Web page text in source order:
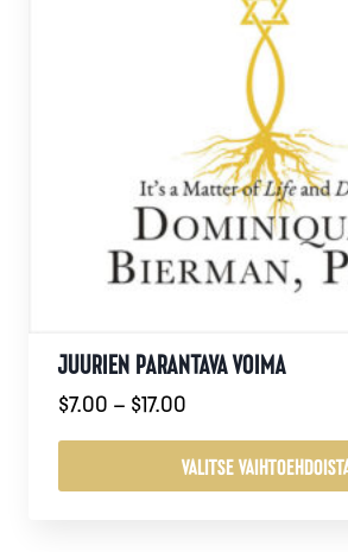
JUURIEN PARANTAVA VOIMA
$7.00 – $17.00Hintaluokka:
-
$17.00
VALITSE